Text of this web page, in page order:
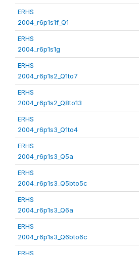
ERHS
2004_r6p1s1f_Q1
ERHS
2004_r6p1s1g
ERHS
2004_r6p1s2_Q1to7
ERHS
2004_r6p1s2_Q8to13
ERHS
2004_r6p1s3_Q1to4
ERHS
2004_r6p1s3_Q5a
ERHS
2004_r6p1s3_Q5bto5c
ERHS
2004_r6p1s3_Q6a
ERHS
2004_r6p1s3_Q6bto6c
ERHS